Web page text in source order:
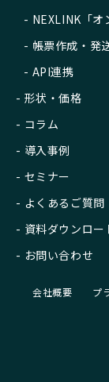
NEXLINK「オ
帳票作成・発
API連携
形状・価格
コラム
導入事例
セミナー
よくあるご質問
資料ダウンロー
お問い合わせ
会社概要 プ